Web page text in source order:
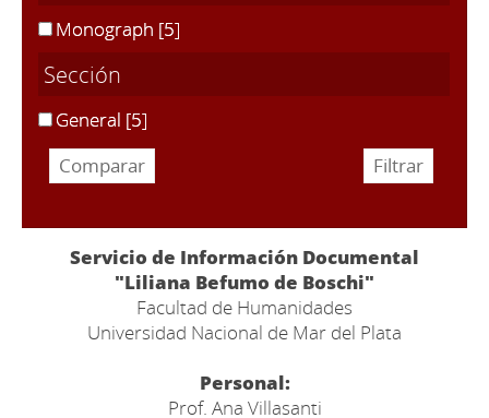
Monograph [5]
Sección
General [5]
Servicio de Información Documental
"Liliana Befumo de Boschi"
Facultad de Humanidades
Universidad Nacional de Mar del Plata
Personal:
Prof. Ana Villasanti